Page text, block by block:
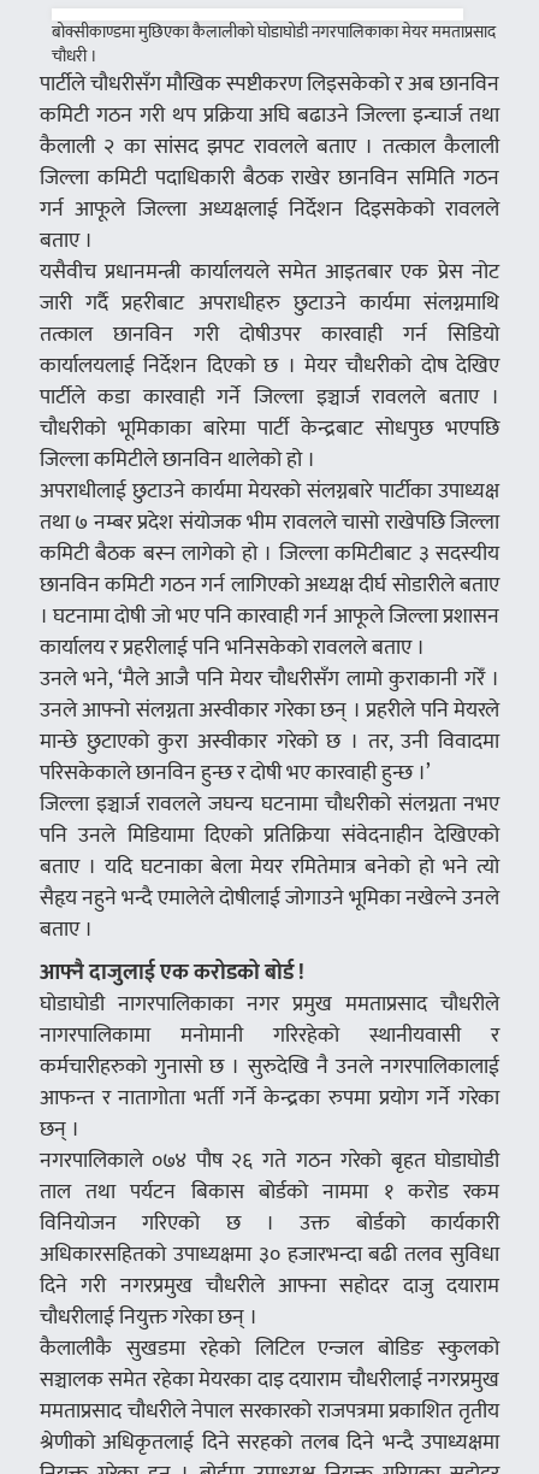
बोक्सीकाण्डमा मुछिएका कैलालीको घोडाघोडी नगरपालिकाका मेयर ममताप्रसाद
चौधरी ।
पार्टीले चौधरीसँग मौखिक स्पष्टीकरण लिइसकेको र अब छानविन
कमिटी गठन गरी थप प्रक्रिया अघि बढाउने जिल्ला इन्चार्ज तथा
कैलाली २ का सांसद झपट रावलले बताए । तत्काल कैलाली
जिल्ला कमिटी पदाधिकारी बैठक राखेर छानविन समिति गठन
गर्न आफूले जिल्ला अध्यक्षलाई निर्देशन दिइसकेको रावलले
बताए ।
यसैवीच प्रधानमन्त्री कार्यालयले समेत आइतबार एक प्रेस नोट
जारी गर्दै प्रहरीबाट अपराधीहरु छुटाउने कार्यमा संलग्नमाथि
तत्काल छानविन गरी दोषीउपर कारवाही गर्न सिडियो
कार्यालयलाई निर्देशन दिएको छ । मेयर चौधरीको दोष देखिए
पार्टीले कडा कारवाही गर्ने जिल्ला इञ्चार्ज रावलले बताए ।
चौधरीको भूमिकाका बारेमा पार्टी केन्द्रबाट सोधपुछ भएपछि
जिल्ला कमिटीले छानविन थालेको हो ।
अपराधीलाई छुटाउने कार्यमा मेयरको संलग्नबारे पार्टीका उपाध्यक्ष
तथा ७ नम्बर प्रदेश संयोजक भीम रावलले चासो राखेपछि जिल्ला
कमिटी बैठक बस्न लागेको हो । जिल्ला कमिटीबाट ३ सदस्यीय
छानविन कमिटी गठन गर्न लागिएको अध्यक्ष दीर्घ सोडारीले बताए
। घटनामा दोषी जो भए पनि कारवाही गर्न आफूले जिल्ला प्रशासन
कार्यालय र प्रहरीलाई पनि भनिसकेको रावलले बताए ।
उनले भने, ‘मैले आजै पनि मेयर चौधरीसँग लामो कुराकानी गरेँ ।
उनले आफ्नो संलग्नता अस्वीकार गरेका छन् । प्रहरीले पनि मेयरले
मान्छे छुटाएको कुरा अस्वीकार गरेको छ । तर, उनी विवादमा
परिसकेकाले छानविन हुन्छ र दोषी भए कारवाही हुन्छ ।’
जिल्ला इञ्चार्ज रावलले जघन्य घटनामा चौधरीको संलग्नता नभए
पनि उनले मिडियामा दिएको प्रतिक्रिया संवेदनाहीन देखिएको
बताए । यदि घटनाका बेला मेयर रमितेमात्र बनेको हो भने त्यो
सैहृय नहुने भन्दै एमालेले दोषीलाई जोगाउने भूमिका नखेल्ने उनले
बताए ।
आफ्नै दाजुलाई एक करोडको बोर्ड !
घोडाघोडी नागरपालिकाका नगर प्रमुख ममताप्रसाद चौधरीले
नागरपालिकामा मनोमानी गरिरहेको स्थानीयवासी र
कर्मचारीहरुको गुनासो छ । सुरुदेखि नै उनले नगरपालिकालाई
आफन्त र नातागोता भर्ती गर्ने केन्द्रका रुपमा प्रयोग गर्ने गरेका
छन् ।
नगरपालिकाले ०७४ पौष २६ गते गठन गरेको बृहत घोडाघोडी
ताल तथा पर्यटन बिकास बोर्डको नाममा १ करोड रकम
विनियोजन गरिएको छ । उक्त बोर्डको कार्यकारी
अधिकारसहितको उपाध्यक्षमा ३० हजारभन्दा बढी तलव सुविधा
दिने गरी नगरप्रमुख चौधरीले आफ्ना सहोदर दाजु दयाराम
चौधरीलाई नियुक्त गरेका छन् ।
कैलालीकै सुखडमा रहेको लिटिल एन्जल बोडिङ स्कुलको
सञ्चालक समेत रहेका मेयरका दाइ दयाराम चौधरीलाई नगरप्रमुख
ममताप्रसाद चौधरीले नेपाल सरकारको राजपत्रमा प्रकाशित तृतीय
श्रेणीको अधिकृतलाई दिने सरहको तलब दिने भन्दै उपाध्यक्षमा